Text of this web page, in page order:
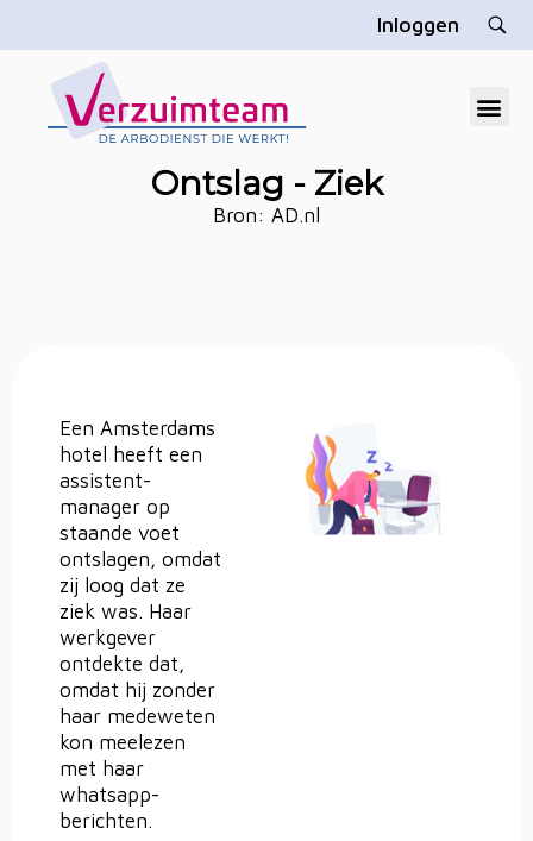
Inloggen
Ontslag - Ziek
Bron: AD.nl
Een Amsterdams
hotel heeft een
assistent-
manager op
staande voet
ontslagen, omdat
zij loog dat ze
ziek was. Haar
werkgever
ontdekte dat,
omdat hij zonder
haar medeweten
kon meelezen
met haar
whatsapp-
berichten.